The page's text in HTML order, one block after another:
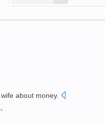
about money.